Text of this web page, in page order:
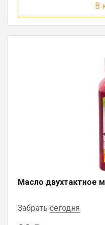
пгт. Чагода, ул.
17
В
Масло двухтактное
Забрать сегодня